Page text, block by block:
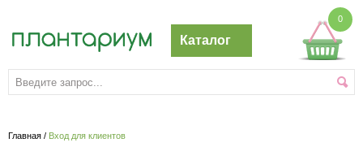
Каталог
0
Главная / Вход для клиентов